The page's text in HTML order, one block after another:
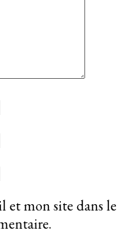
et mon site dans le